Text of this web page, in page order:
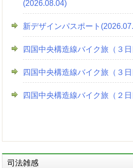
(2026.08.04)
新デザインパスポート
四国中央構造線バイク旅（３
四国中央構造線バイク旅（３
四国中央構造線バイク旅（２
司法雑感